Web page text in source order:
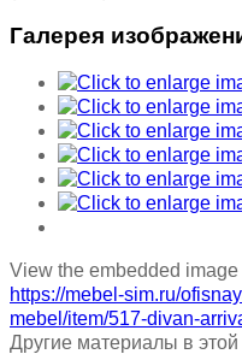
Галерея
View the embedded
https://mebel-sim.ru/
mebel/item/517-divan-
Другие материалы в этой